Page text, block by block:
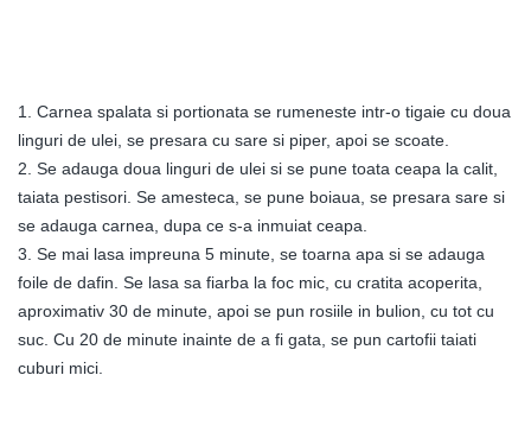
1. Carnea spalata si portionata se rumeneste intr-o tigaie cu doua
linguri de ulei, se presara cu sare si piper, apoi se scoate.
2. Se adauga doua linguri de ulei si se pune toata ceapa la calit,
taiata pestisori. Se amesteca, se pune boiaua, se presara sare si
se adauga carnea, dupa ce s-a inmuiat ceapa.
3. Se mai lasa impreuna 5 minute, se toarna apa si se adauga
foile de dafin. Se lasa sa fiarba la foc mic, cu cratita acoperita,
aproximativ 30 de minute, apoi se pun rosiile in bulion, cu tot cu
suc. Cu 20 de minute inainte de a fi gata, se pun cartofii taiati
cuburi mici.